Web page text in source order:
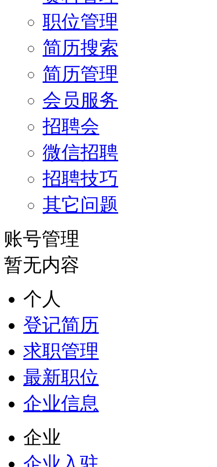
职位管理
简历搜索
简历管理
会员服务
招聘会
微信招聘
招聘技巧
其它问题
账号管理
暂无内容
个人
登记简历
求职管理
最新职位
企业信息
企业